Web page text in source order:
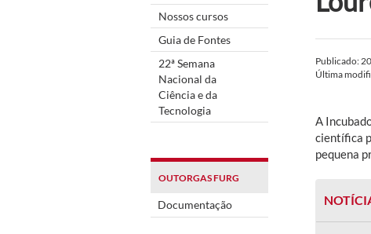
Nossos cursos
Guia de Fontes
22ª Semana
Nacional da
Ciência e da
Tecnologia
OUTORGAS FURG
Documentação
Publicado:
Última
A
científica
pequena